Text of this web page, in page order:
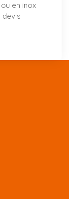
en inox
devis